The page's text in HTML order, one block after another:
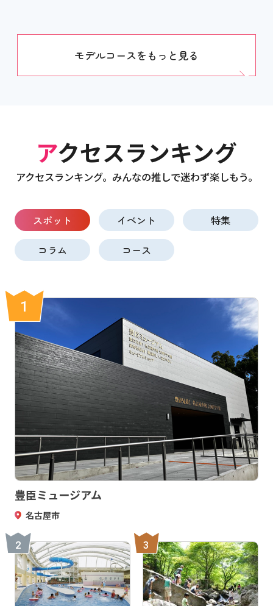
モデルコースをもっと見る
アクセスランキング
アクセスランキング。みんなの推しで迷わず楽しもう。
スポット イベント 特集
コラム コース
1
豊臣ミュージアム
名古屋市
2 3